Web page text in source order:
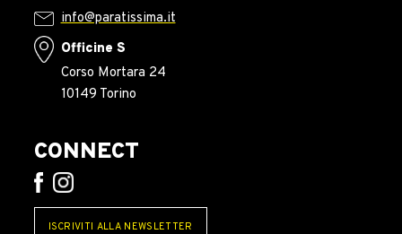
info@paratissima.it
Officine S
Corso Mortara 24
10149 Torino
CONNECT
ISCRIVITI ALLA NEWSLETTER